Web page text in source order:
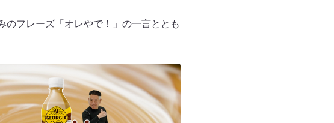
のフレーズ「オレやで！」の一言ととも